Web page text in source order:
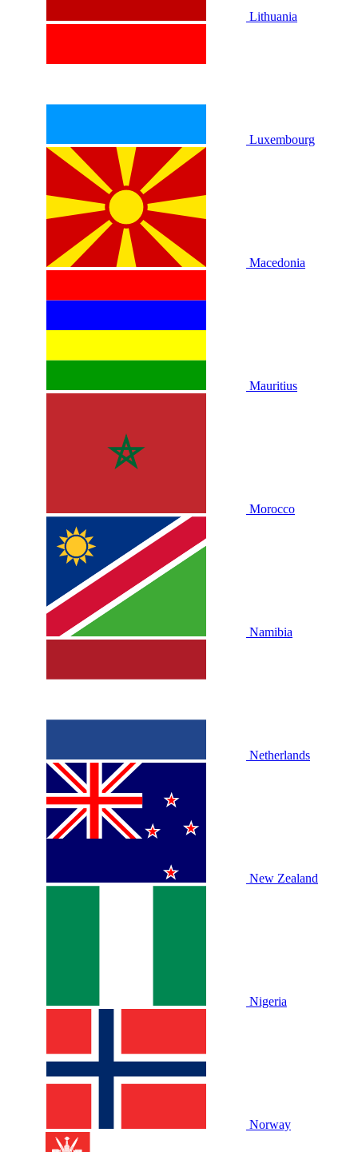
Lithuania
Luxembourg
Macedonia
Mauritius
Morocco
Namibia
Netherlands
New Zealand
Nigeria
Norway